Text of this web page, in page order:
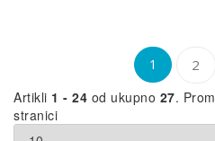
1 2
Artikli 1 - 24 od ukupno 27.
stranici